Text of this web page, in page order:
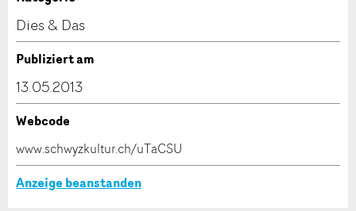
* Eingabe erforderlich
Kontakt
Verfassen Sie eine Nachricht für die Kontaktpersonen
Dies & Das
Publiziert am
13.05.2013
Webcode
www.schwyzkultur.ch/uTaCSU
Anzeige beanstanden